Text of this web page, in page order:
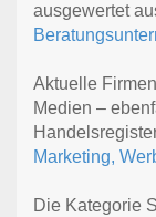
ausgewertet
Aktuelle
Medien –
Marketing,
Die Kategorie